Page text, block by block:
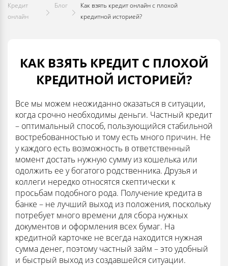
Кредит
онлайн
Блог
Как взять кредит онлайн с плохой
кредитной историей?
КАК ВЗЯТЬ КРЕДИТ С ПЛОХОЙ
КРЕДИТНОЙ ИСТОРИЕЙ?
Все мы можем неожиданно оказаться в ситуации,
когда срочно необходимы деньги. Частный кредит
– оптимальный способ, пользующийся стабильной
востребованностью и тому есть много причин. Не
у каждого есть возможность в ответственный
момент достать нужную сумму из кошелька или
одолжить ее у богатого родственника. Друзья и
коллеги нередко относятся скептически к
просьбам подобного рода. Получение кредита в
банке – не лучший выход из положения, поскольку
потребует много времени для сбора нужных
документов и оформления всех бумаг. На
кредитной карточке не всегда находится нужная
сумма денег, поэтому частный займ – это удобный
и быстрый выход из создавшейся ситуации.